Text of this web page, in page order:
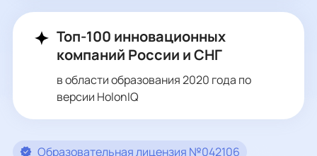
Топ-100 инновационных
компаний России и СНГ
в области образования 2020 года по
версии HolonIQ
Образовательная лицензия №042106